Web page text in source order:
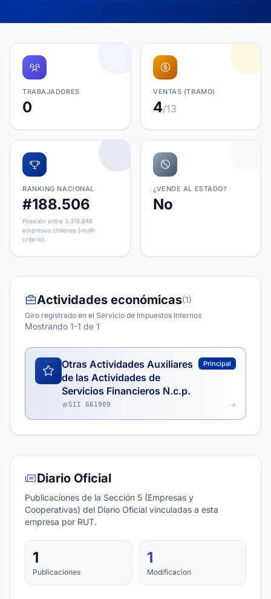
TRABAJADORES
0
VENTAS (TRAMO)
4/13
RANKING NACIONAL
#188.506
Posición entre 3.316.848
empresas chilenas (multi-
criterio).
¿VENDE AL ESTADO?
No
Actividades económicas(1)
Giro registrado en el Servicio de Impuestos Internos
Mostrando 1-1 de 1
Otras Actividades Auxiliares
de las Actividades de
Servicios Financieros N.c.p.
Principal
SII 661909
Diario Oficial
Publicaciones de la Sección 5 (Empresas y
Cooperativas) del Diario Oficial vinculadas a esta
empresa por RUT.
1
Publicaciones
1
Modificacion